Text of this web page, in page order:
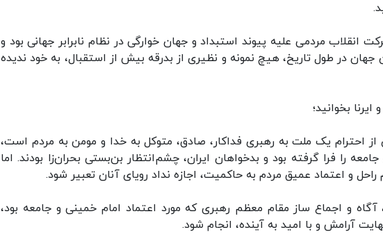
انقلاب مردمی علیه پیوند استبداد و جهان خوارگی در نظام نابرابر جهانی بود و
در طول تاریخ،‌ هیچ نمونه و نظیری از بدرقه بیش ‌از استقبال، به خود ندیده
بخوانید؛
نمادی از احترام یک ملت به رهبری فداکار، صادق، متوکل به خدا و مومن به مردم است،
را فرا گرفته بود و بدخواهان ایران، چشم‌انتظار بن‌بستی ‌بحران‌زا بودند. اما
و اعتماد عمیق مردم به حاکمیت، اجازه نداد رویای آنان تعبیر شود.
و اجماع ‌ساز مقام معظم رهبری که مورد اعتماد امام خمینی و جامعه بود،
آرامش و با امید به آینده، انجام شود.